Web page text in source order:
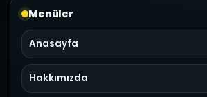
Menüler
Anasayfa
Hakkımızda